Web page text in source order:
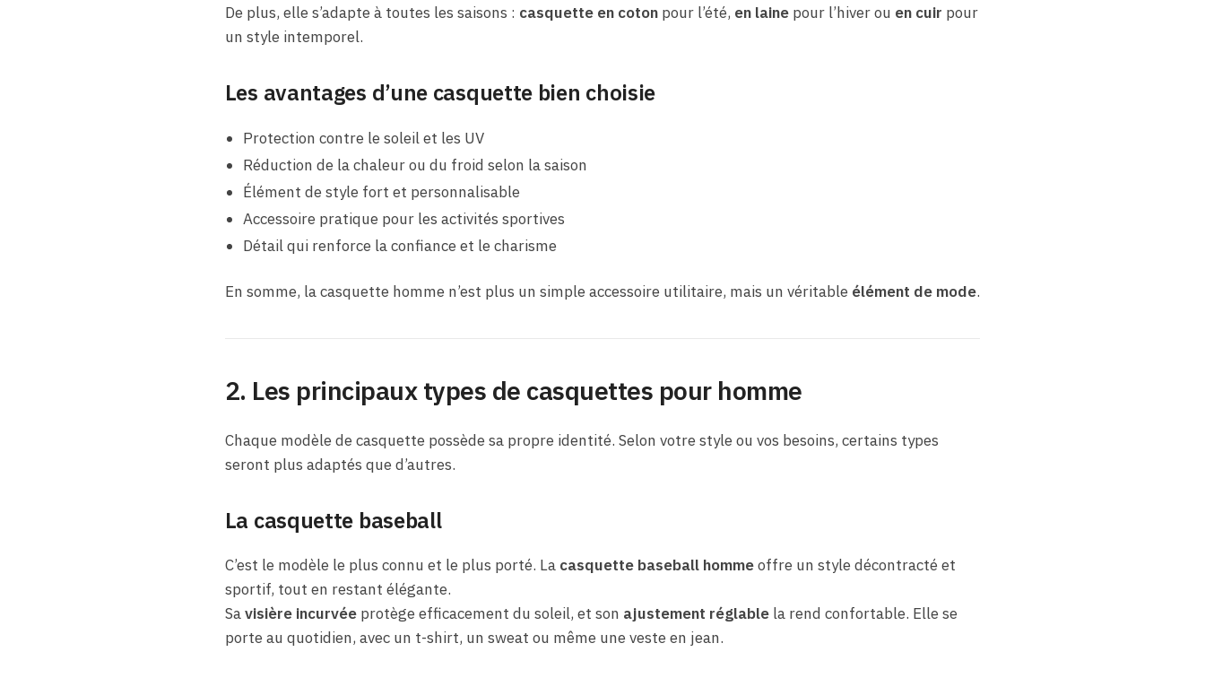
De plus, elle s’adapte à toutes les saisons : casquette en cotonpour l’été, en lainepour l’hiver ou en cuir pour
un style intemporel.
Les avantages d’une casquette bien choisie
Protection contre le soleil et les UV
Réduction de la chaleur ou du froid selon la saison
Élément de style fort et personnalisable
Accessoire pratique pour les activités sportives
Détail qui renforce la confiance et le charisme
En somme, la casquette homme n’est plus un simple accessoire utilitaire, mais un véritable élément de mode.
2. Les principaux types de casquettes pour homme
Chaque modèle de casquette possède sa propre identité. Selon votre style ou vos besoins, certains types
seront plus adaptés que d’autres.
La casquette baseball
C’est le modèle le plus connu et le plus porté. La casquette baseball hommeoffre un style décontracté et
sportif, tout en restant élégante.
Savisière incurvéeprotège efficacement du soleil, et son ajustement réglablela rend confortable. Elle se
porte au quotidien, avec un t-shirt, un sweat ou même une veste en jean.